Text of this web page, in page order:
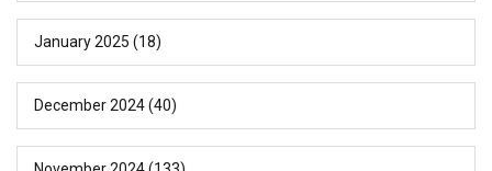
January 2025 (18)
December 2024(40)